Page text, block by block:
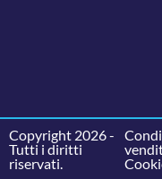
Copyright 2026 -
Tutti i diritti
riservati.